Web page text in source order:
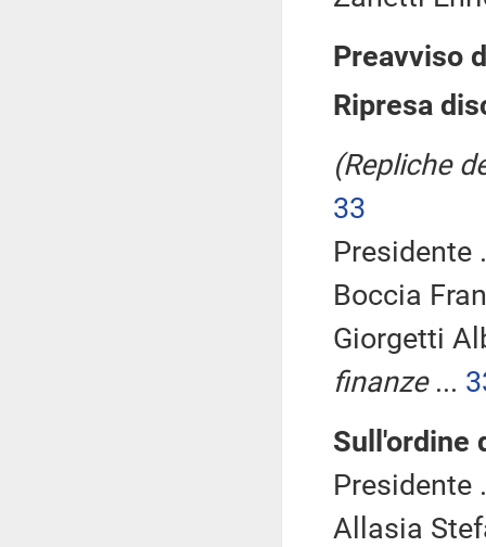
Preavviso
Ripresa
(Repliche
33
Presidente
Boccia
Giorgetti
finanze...
Sull'ordine
Presidente
Allasia